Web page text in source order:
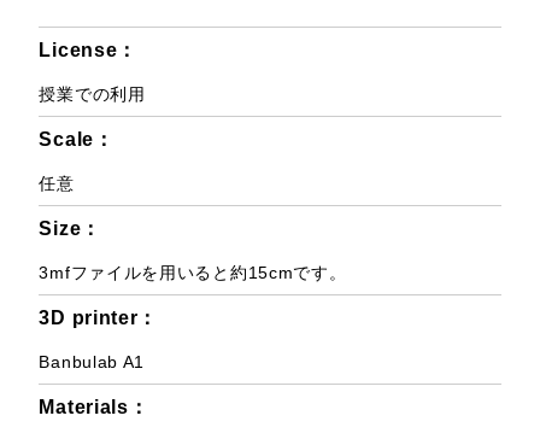
License：
授業での利用
Scale：
任意
Size：
3mfファイルを用いると約15cmです。
3D printer：
Banbulab A1
Materials：